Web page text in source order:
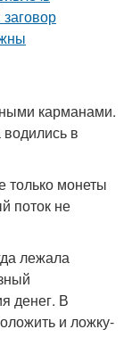
карманами.
водились в
только монеты
поток не
лежала
денег. В
и ложку-